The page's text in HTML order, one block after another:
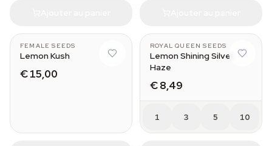
FEMALE SEEDS
Lemon Kush
€ 15,00
ROYAL QUEEN SEEDS
Lemon Shining Silver
Haze
€ 8,49
1 3 5 10